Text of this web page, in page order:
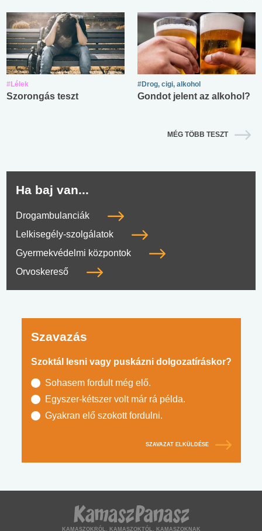
#Lélek
Szorongás teszt
#Drog, cigi, alkohol
Gondot jelent az alkohol?
MÉG TÖBB TESZT
Ha baj van...
Drogambulanciák
Lelkisegély-szolgálatok
Gyermekvédelmi központok
Orvoskereső
Szavazás
Szoktál lesni vagy puskázni dolgozatíráskor?
Sohasem fordult még elő.
Egyszer-kétszer volt már rá példa.
Gyakran elő szokott fordulni.
SZAVAZAT ELKÜLDÉSE
KAMASZOKRÓL, KAMASZOKTÓL, KAMASZOKNAK